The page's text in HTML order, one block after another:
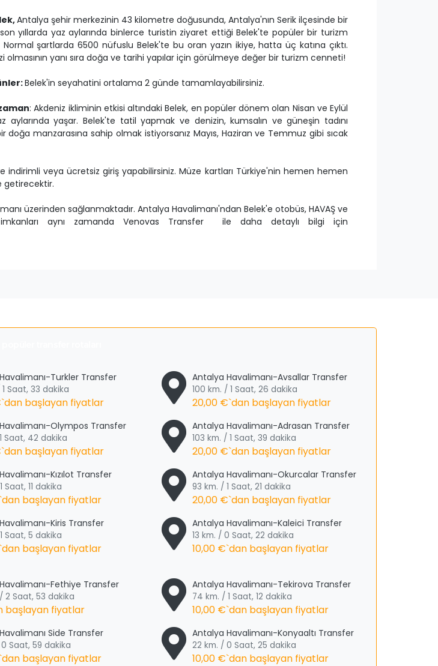
Antalya şehir merkezinin 43 kilometre doğusunda, Antalya'nın Serik ilçesinde bir
yıllarda yaz aylarında binlerce turistin ziyaret ettiği Belek'te popüler bir turizm
şartlarda 6500 nüfuslu Belek'te bu oran yazın ikiye, hatta üç katına çıktı.
olmasının yanı sıra doğa ve tarihi yapılar için görülmeye değer bir turizm cenneti!
Belek'in seyahatini ortalama 2 günde tamamlayabilirsiniz.
: Akdeniz ikliminin etkisi altındaki Belek, en popüler dönem olan Nisan ve Eylül
aylarında yaşar. Belek'te tatil yapmak ve denizin, kumsalın ve güneşin tadını
doğa manzarasına sahip olmak istiyorsanız Mayıs, Haziran ve Temmuz gibi sıcak
veya ücretsiz giriş yapabilirsiniz. Müze kartları Türkiye'nin hemen hemen
getirecektir.
üzerinden sağlanmaktadır. Antalya Havalimanı'ndan Belek'e otobüs, HAVAŞ ve
imkanları aynı zamanda Venovas Transfer ile daha detaylı bilgi için
Turkler Transfer
Saat, 33 dakika
`dan başlayan fiyatlar
Antalya Havalimanı-Avsallar Transfer
100 km. / 1 Saat, 26 dakika
20,00 €`dan başlayan fiyatlar
Olympos Transfer
Saat, 42 dakika
`dan başlayan fiyatlar
Antalya Havalimanı-Adrasan Transfer
103 km. / 1 Saat, 39 dakika
20,00 €`dan başlayan fiyatlar
Kızılot Transfer
Saat, 11 dakika
`dan başlayan fiyatlar
Antalya Havalimanı-Okurcalar Transfer
93 km. / 1 Saat, 21 dakika
20,00 €`dan başlayan fiyatlar
Kiris Transfer
Saat, 5 dakika
`dan başlayan fiyatlar
Antalya Havalimanı-Kaleici Transfer
13 km. / 0 Saat, 22 dakika
10,00 €`dan başlayan fiyatlar
Fethiye Transfer
2 Saat, 53 dakika
başlayan fiyatlar
Antalya Havalimanı-Tekirova Transfer
74 km. / 1 Saat, 12 dakika
10,00 €`dan başlayan fiyatlar
Side Transfer
Saat, 59 dakika
`dan başlayan fiyatlar
Antalya Havalimanı-Konyaaltı Transfer
22 km. / 0 Saat, 25 dakika
10,00 €`dan başlayan fiyatlar